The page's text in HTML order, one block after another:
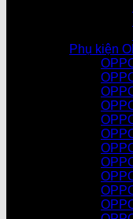
Phụ kiện